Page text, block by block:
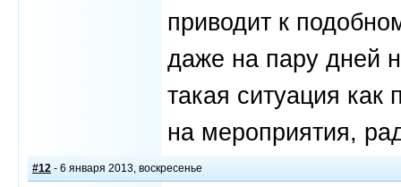
приводит к
даже на пару дней
такая ситуация
на мероприятия,
#12 - 6 января 2013, воскресенье